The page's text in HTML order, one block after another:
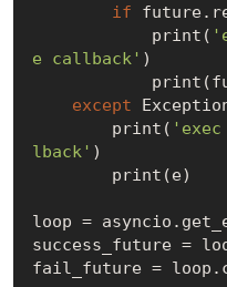
if
            print(
e callback' )
except
        print(
lback' )
loop =
success_future =
fail_future =